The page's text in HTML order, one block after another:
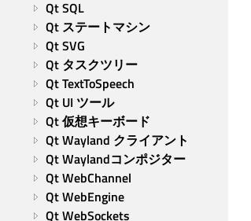
Qt SQL
Qt ステートマシン
Qt SVG
Qt タスクツリー
Qt TextToSpeech
Qt UI ツール
Qt 仮想キーボード
Qt Wayland クライアント
Qt Waylandコンポジター
Qt WebChannel
Qt WebEngine
Qt WebSockets